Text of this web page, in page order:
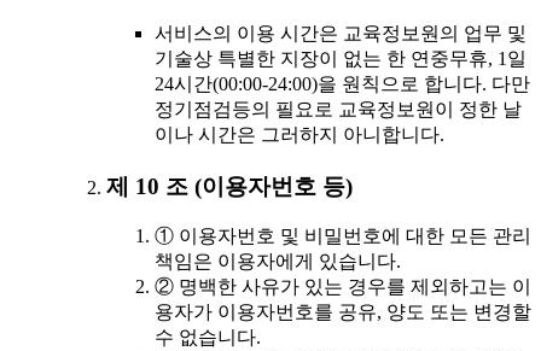
서비스의 이용 시간은 교육정보원의 업무 및
기술상 특별한 지장이 없는 한 연중무휴, 1일
24시간(00:00-24:00)을 원칙으로 합니다. 다만
정기점검등의 필요로 교육정보원이 정한 날
이나 시간은 그러하지 아니합니다.
제 10 조 (이용자번호 등)
① 이용자번호 및 비밀번호에 대한 모든 관리
책임은 이용자에게 있습니다.
② 명백한 사유가 있는 경우를 제외하고는 이
용자가 이용자번호를 공유, 양도 또는 변경할
수 없습니다.